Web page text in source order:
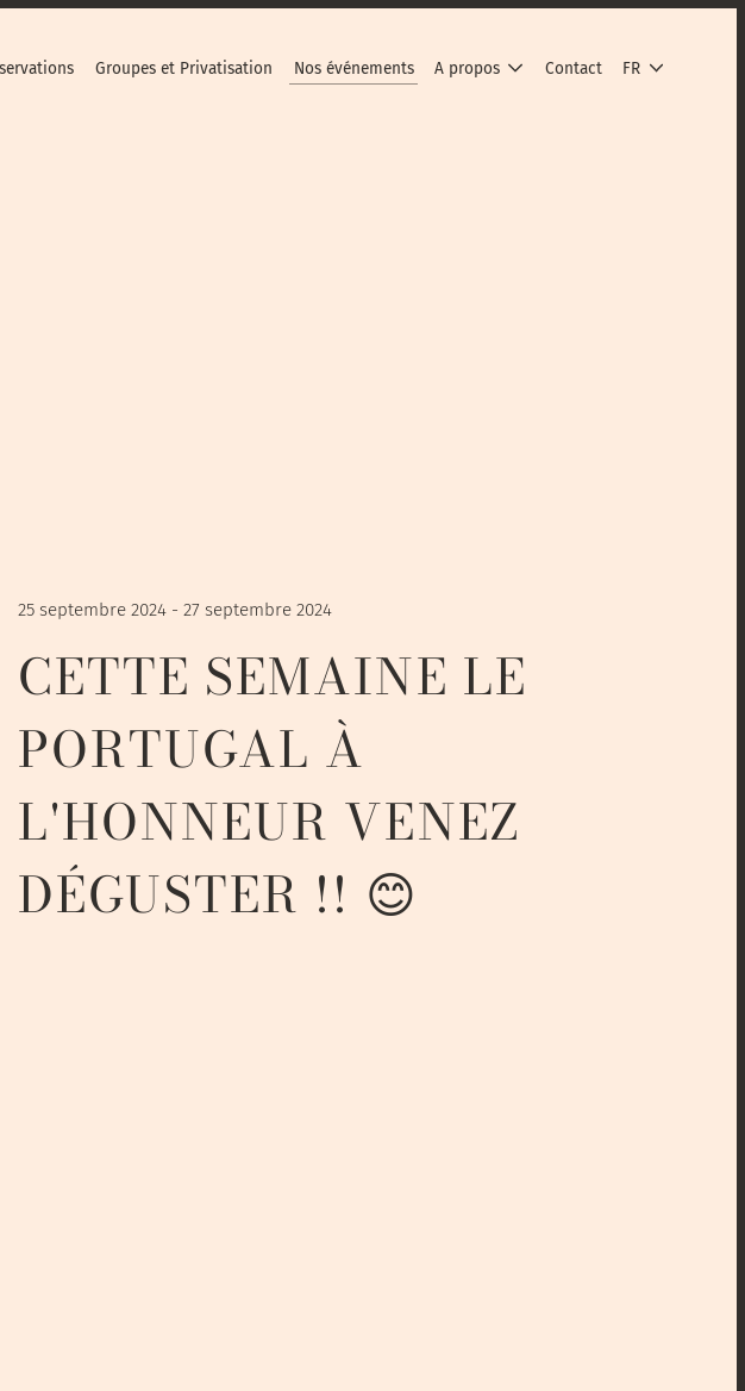
Groupes et Privatisation Nos événements A propos Contact FR
25 septembre 2024 - 27 septembre 2024
CETTE SEMAINE LE
PORTUGAL À
L'HONNEUR VENEZ
DÉGUSTER !! 😊